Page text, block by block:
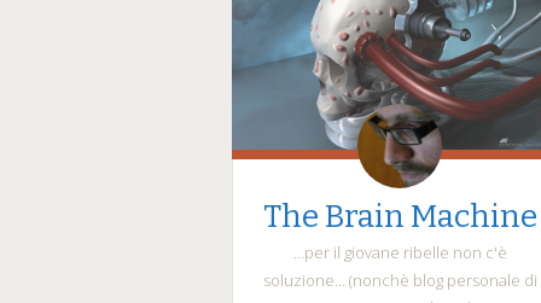
The Brain Machine
…per il giovane ribelle non c'è
soluzione… (nonchè blog personale di